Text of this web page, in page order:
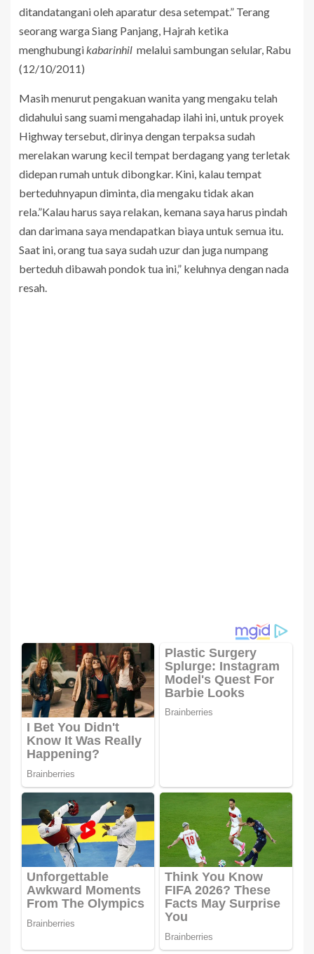
ditandatangani oleh aparatur desa setempat.” Terang
seorang warga Siang Panjang, Hajrah ketika
menghubungi kabarinhil melalui sambungan selular, Rabu
(12/10/2011)
Masih menurut pengakuan wanita yang mengaku telah
didahului sang suami mengahadap ilahi ini, untuk proyek
Highway tersebut, dirinya dengan terpaksa sudah
merelakan warung kecil tempat berdagang yang terletak
didepan rumah untuk dibongkar. Kini, kalau tempat
berteduhnyapun diminta, dia mengaku tidak akan
rela.”Kalau harus saya relakan, kemana saya harus pindah
dan darimana saya mendapatkan biaya untuk semua itu.
Saat ini, orang tua saya sudah uzur dan juga numpang
berteduh dibawah pondok tua ini,” keluhnya dengan nada
resah.